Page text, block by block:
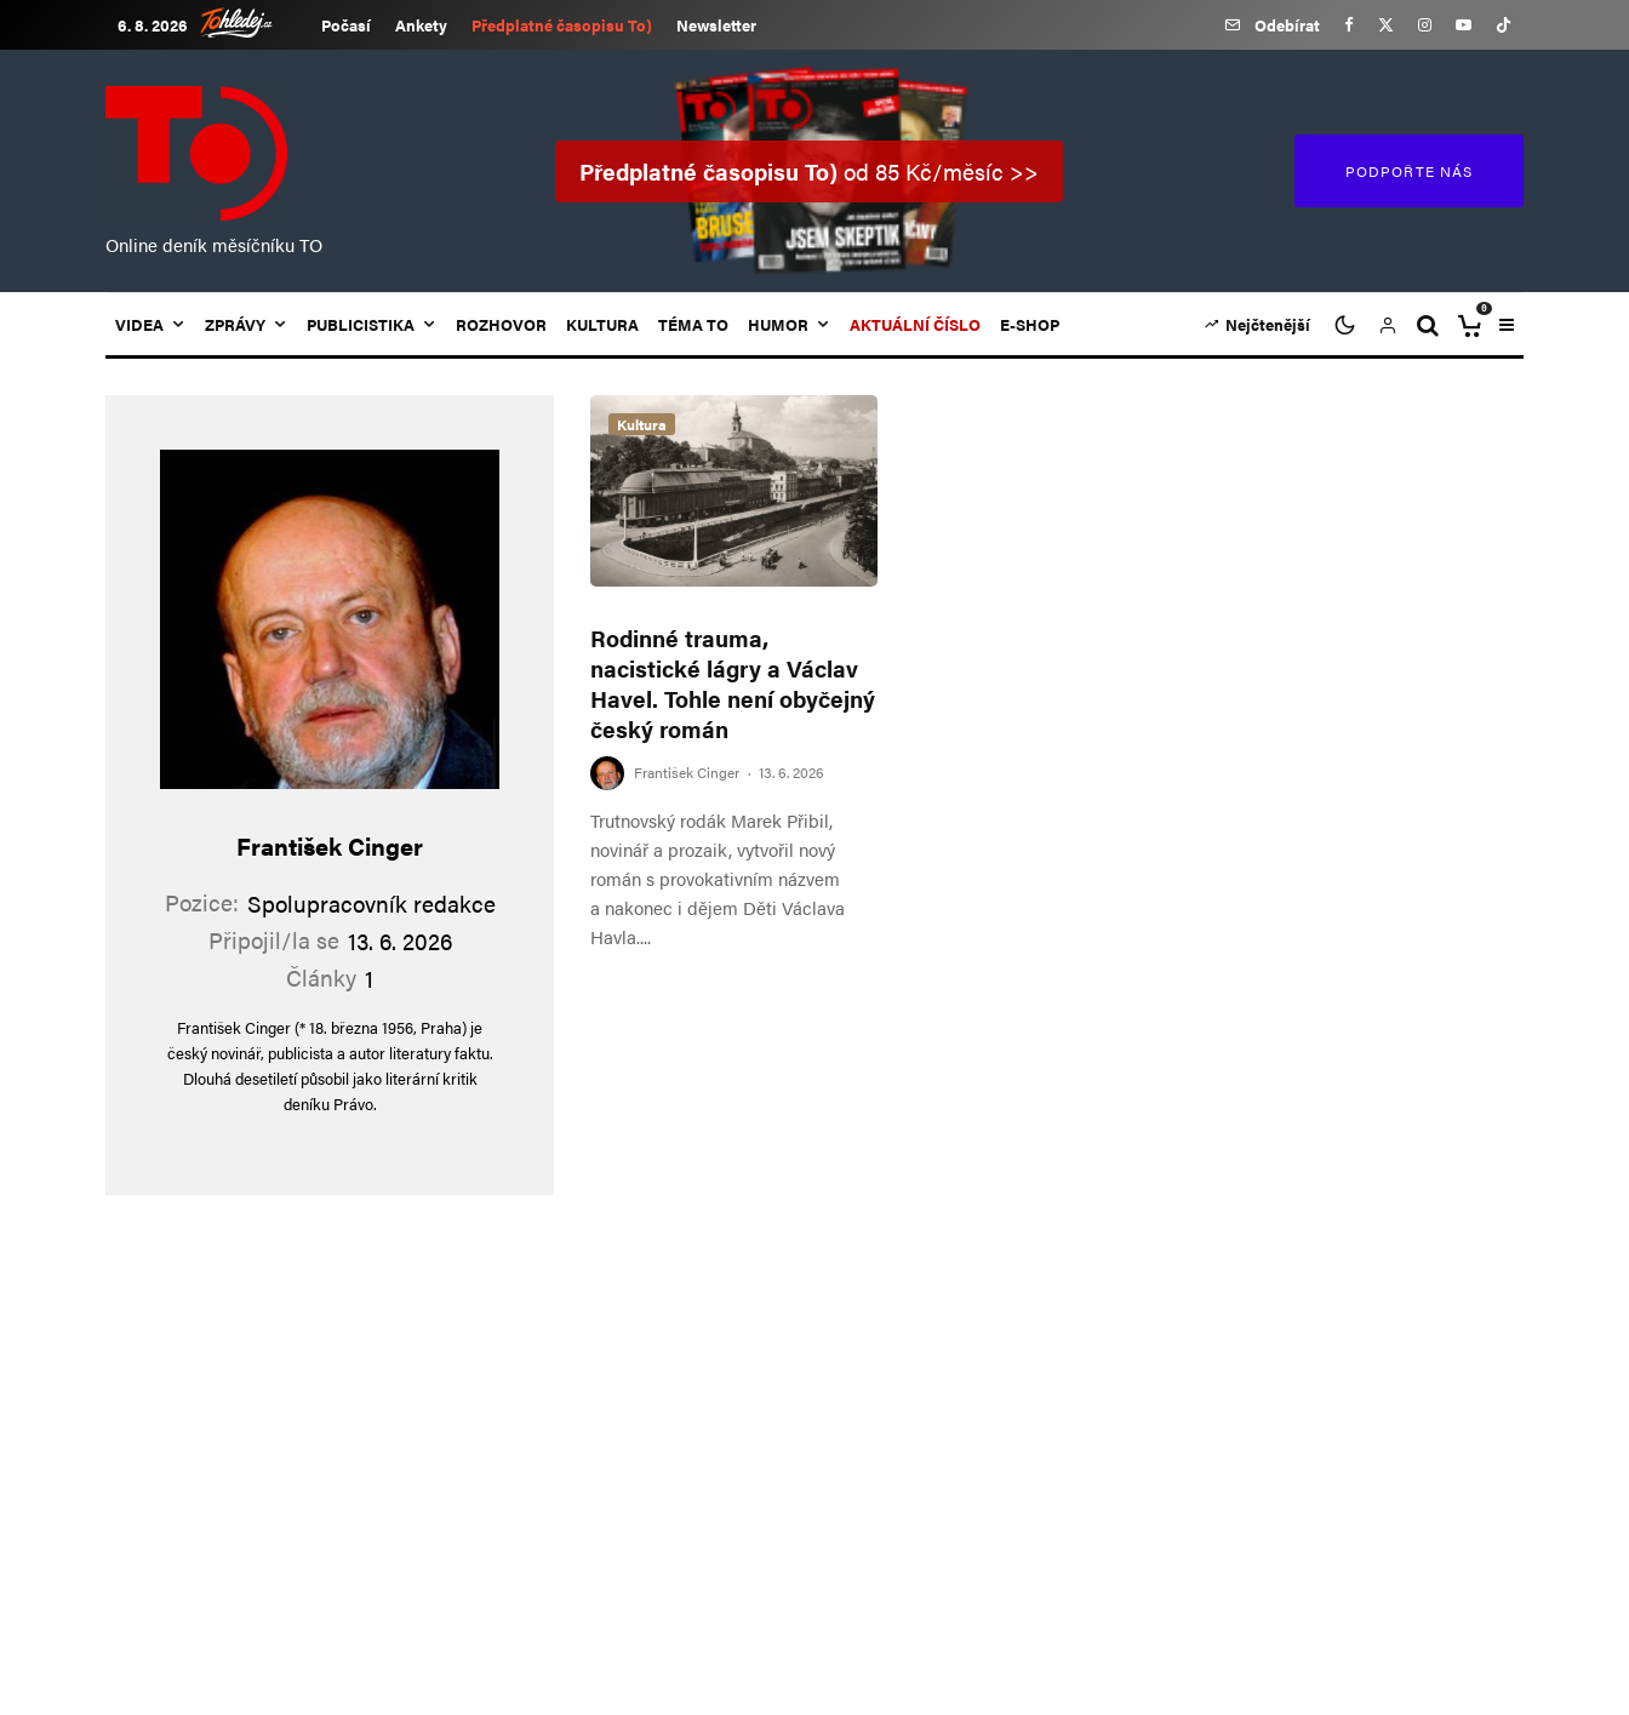
6. 8. 2026 Počasí Ankety Předplatné časopisu To) Newsletter Odebírat
Online deník měsíčníku TO
Předplatné časopisu To)od 85 Kč/měsíc >> PODPOŘTE NÁS
VIDEA ZPRÁVY PUBLICISTIKA ROZHOVOR KULTURA TÉMA TO HUMOR AKTUÁLNÍ ČÍSLO E-SHOP Nejčtenější
0
František Cinger
Pozice: Spolupracovník redakce
Připojil/la se 13. 6. 2026
Články 1
František Cinger (* 18. března 1956, Praha) je
český novinář, publicista a autor literatury faktu.
Dlouhá desetiletí působil jako literární kritik
deníku Právo.
Kultura
Rodinné trauma,
nacistické lágry a Václav
Havel. Tohle není obyčejný
český román
František Cinger · 13. 6. 2026
Trutnovský rodák Marek Přibil,
novinář a prozaik, vytvořil nový
román s provokativním názvem
a nakonec i dějem Děti Václava
Havla....